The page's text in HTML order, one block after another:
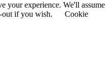
your experience. We'll assume
out if you wish.
Cookie